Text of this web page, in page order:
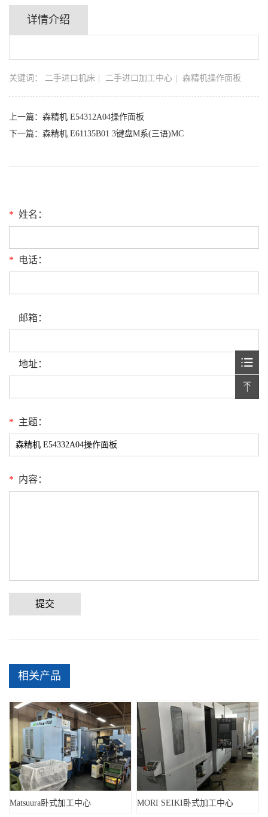
详情介绍
关键词： 二手进口机床 二手进口加工中心 森精机操作面板
上一篇： 森精机 E54312A04操作面板
下一篇： 森精机 E61135B01 3键盘M系(三语)MC
* 姓名：
* 电话：
邮箱：
地址：
* 主题：
* 内容：
提交
相关产品
Matsuura卧式加工中心 MORI SEIKI卧式加工中心